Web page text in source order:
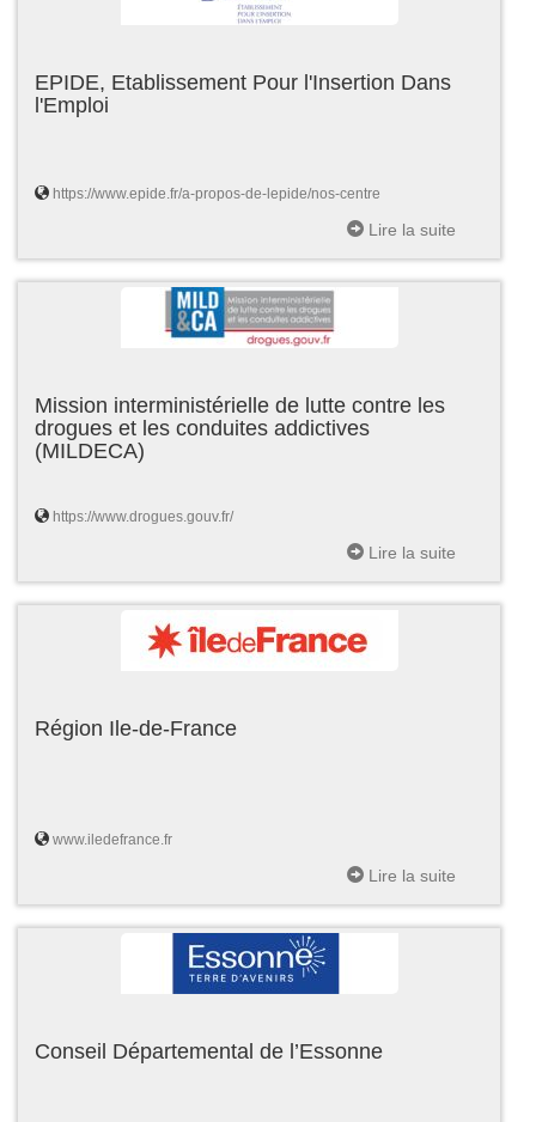
EPIDE, Etablissement Pour l'Insertion Dans
l'Emploi
https://www.epide.fr/a-propos-de-lepide/nos-centre
Lire la suite
Mission interministérielle de lutte contre les
drogues et les conduites addictives
(MILDECA)
https://www.drogues.gouv.fr/
Lire la suite
Région Ile-de-France
www.iledefrance.fr
Lire la suite
Conseil Départemental de l’Essonne